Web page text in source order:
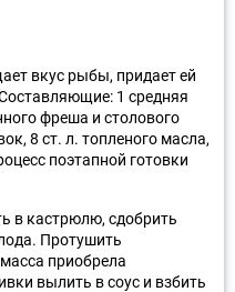
вкус рыбы, придает ей
1 средняя
фреша и столового
8 ст. л. топленого масла,
поэтапной готовки
в кастрюлю, сдобрить
Протушить
приобрела
вылить в соус и взбить